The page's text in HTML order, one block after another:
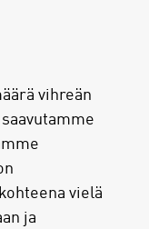
vihreän
vielä
ja